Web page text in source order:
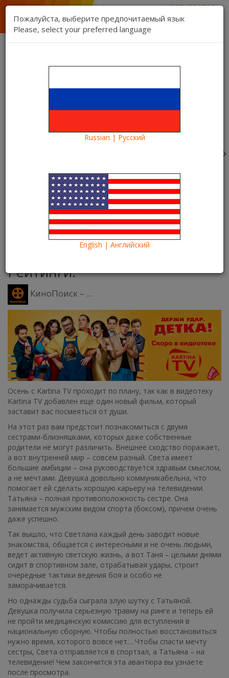
1 (888) 832 17 16
1 (888) 827 06 06
техническая поддержка
Связь Регистрация Вход
Kartina TV Brooklyn
Категории
Что посмотреть?
«Держи удар, детка!» – новая
русская комедия в видеотеке
Kartina TV
Kartina TV Brooklyn
Рейтинги:
КиноПоиск – ...
Осень с Kartina TV проходит по плану, так как в видеотеку
Kartina TV добавлен еще один новый фильм, который
заставит вас посмеяться от души.
На этот раз вам предстоит познакомиться с двумя
сестрами-близняшками, которых даже собственные
родители не могут различить. Внешнее сходство поражает,
а вот внутренней мир – совсем разный. Света имеет
большие амбиции – она руководствуется здравым смыслом,
а не мечтами. Девушка довольно коммуникабельна, что
помогает ей сделать хорошую карьеру на телевидении.
Татьяна – полная противоположность сестре. Она
занимается мужским видом спорта (боксом), причем очень
даже успешно.
Так вышло, что Светлана каждый день заводит новые
знакомства, общается с интересными и не очень людьми,
ведет активную светскую жизнь, а вот Таня – целыми днями
сидит в спортивном зале, отрабатывая удары, строит
очередные тактики ведения боя и особо не
заморачивается.
Но однажды судьба сыграла злую шутку с Татьяной.
Девушка получила серьезную травму на ринге и теперь ей
не пройти медицинскую комиссию для вступления в
национальную сборную. Чтобы полностью восстановиться
нужно время, которого вовсе нет… Чтобы спасти мечту
сестры, Света отправляется в спортзал, а Татьяна – на
телевидение! Чем закончится эта авантюра вы узнаете
после просмотра.
Пожалуйста, выберите предпочитаемый язык
Please, select your preferred language
Russian | Русский
English | Английский